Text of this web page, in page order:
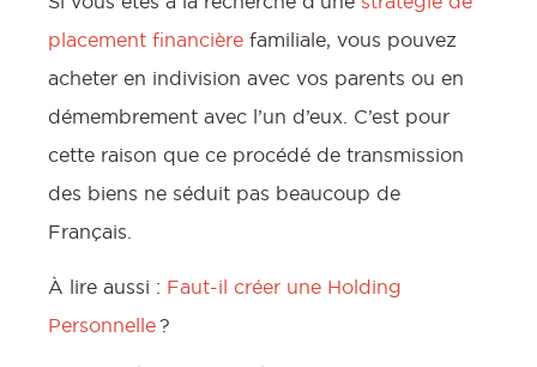
placement financière familiale, vous pouvez
acheter en indivision avec vos parents ou en
démembrement avec l’un d’eux. C’est pour
cette raison que ce procédé de transmission
des biens ne séduit pas beaucoup de
Français.
À lire aussi : Faut-il créer une Holding
Personnelle?